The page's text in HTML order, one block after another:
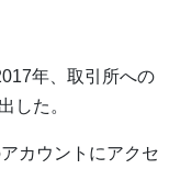
年、取引所への
した。
カウントにアクセ